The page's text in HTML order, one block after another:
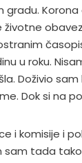
u roku.
Doživio
Dok si na
i komisije i
sam tada tako